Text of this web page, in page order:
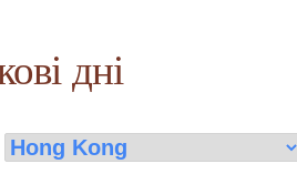
дні